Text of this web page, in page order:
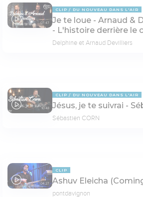
07:47
CLIP DU NOUVEAU DANS L'AIR
Je te loue - Arnaud &
- L'histoire derrière le
Delphine et Arnaud Devilliers
10:48
CLIP DU NOUVEAU DANS L'AIR
Jésus, je te suivrai -
Sébastien CORN
04:27
CLIP
Ashuv Eleicha
pontdavignon